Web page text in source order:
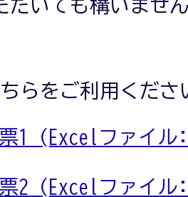
だいても構いませ
らをご利用くださ
1 (Excelファイル
2 (Excelファイル